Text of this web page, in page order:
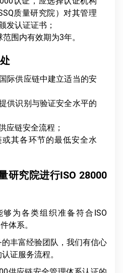
质量研究院）对其管理
发认证证书；
围内有效期为3年。
际供应链中建立适当的安
供识别与验证安全水平的
应链安全流程；
其各环节的最低安全水
研究院进行ISO 28000
为各类组织准备符合ISO
体系。
丰富经验团队，我们有信心
证服务流程。